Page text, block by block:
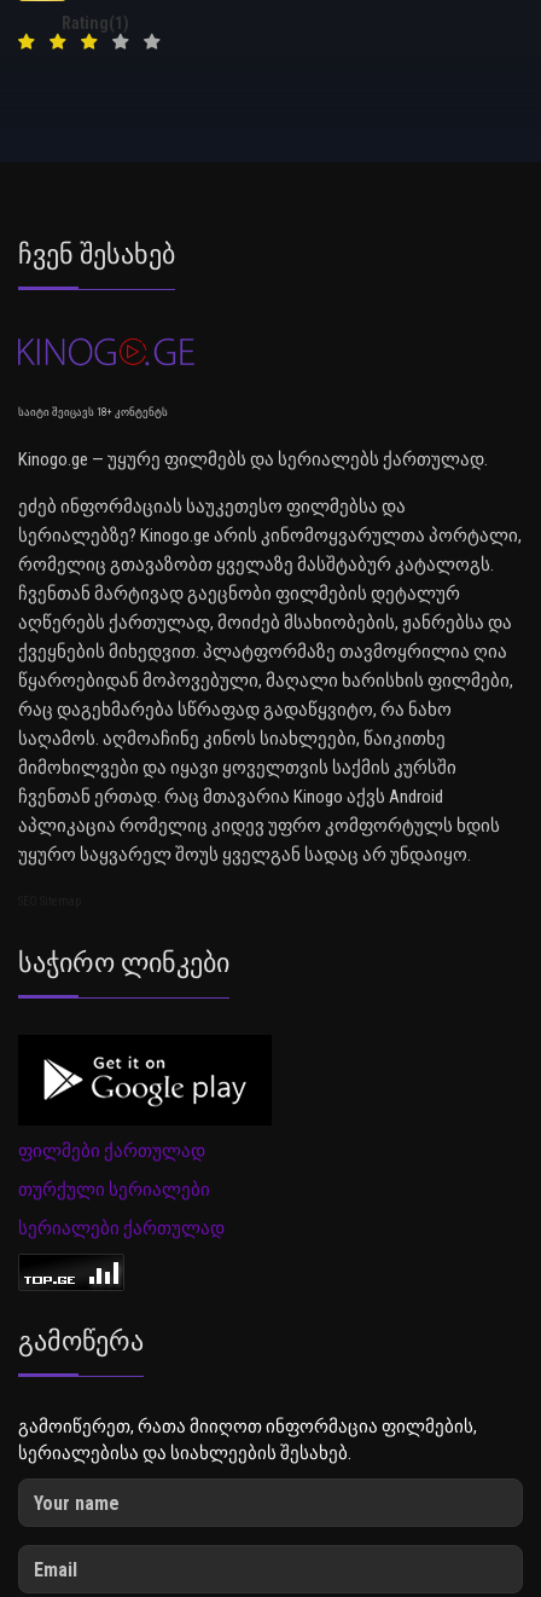
Rating(1)
Ჩვენ Შესახებ
საიტი შეიცავს 18+ კონტენტს
Kinogo.ge — უყურე ფილმებს და სერიალებს ქართულად.
ეძებ ინფორმაციას საუკეთესო ფილმებსა და
სერიალებზე? Kinogo.ge არის კინომოყვარულთა პორტალი,
რომელიც გთავაზობთ ყველაზე მასშტაბურ კატალოგს.
ჩვენთან მარტივად გაეცნობი ფილმების დეტალურ
აღწერებს ქართულად, მოიძებ მსახიობების, ჟანრებსა და
ქვეყნების მიხედვით. პლატფორმაზე თავმოყრილია ღია
წყაროებიდან მოპოვებული, მაღალი ხარისხის ფილმები,
რაც დაგეხმარება სწრაფად გადაწყვიტო, რა ნახო
საღამოს. აღმოაჩინე კინოს სიახლეები, წაიკითხე
მიმოხილვები და იყავი ყოველთვის საქმის კურსში
ჩვენთან ერთად. რაც მთავარია Kinogo აქვს Android
აპლიკაცია რომელიც კიდევ უფრო კომფორტულს ხდის
უყურო საყვარელ შოუს ყველგან სადაც არ უნდაიყო.
Საჭირო Ლინკები
ფილმები ქართულად
თურქული სერიალები
სერიალები ქართულად
Გამოწერა
გამოიწერეთ, რათა მიიღოთ ინფორმაცია ფილმების,
სერიალებისა და სიახლეების შესახებ.